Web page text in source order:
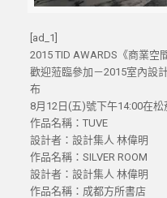
[ad_1]
2015 TID AWARDS《商業空
歡迎蒞臨參加－2015室內設
布
8月12日(五)號下午14:00在
作品名稱：TUVE
設計者：設計集人 林偉明
作品名稱：SILVER ROOM
設計者：設計集人 林偉明
作品名稱：成都方所書店